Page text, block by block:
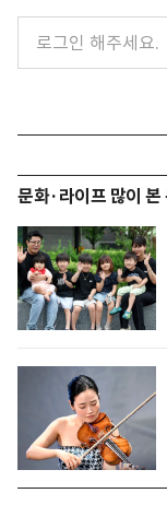
문화·라이프 많이 본